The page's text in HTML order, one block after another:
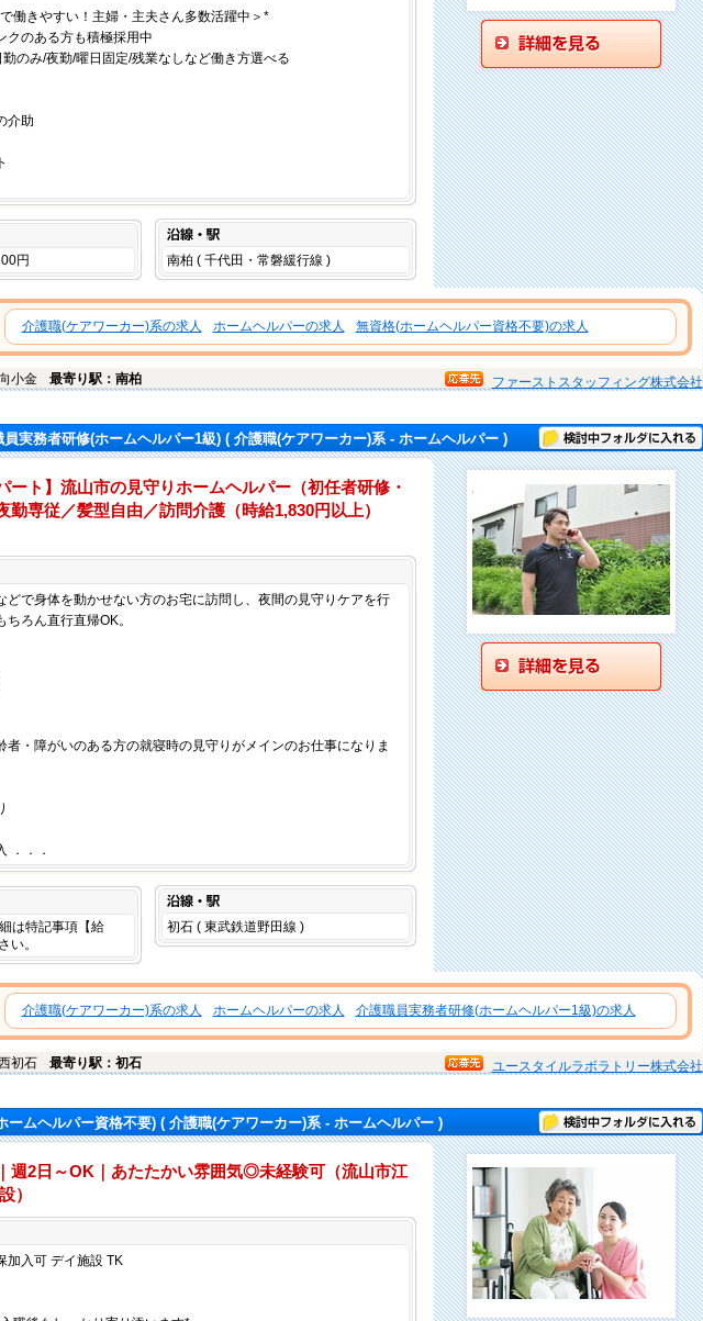
働きやすい！主婦・主夫さん多数活躍中＞*
クのある方も積極採用中
勤のみ/夜勤/曜日固定/残業なしなど働き方選べる
介助
与
円 南柏 ( 千代田・常磐緩行線 )
介護職(ケアワーカー)系の求人 ホームヘルパーの求人 無資格(ホームヘルパー資格不要)の求人
小金 最寄り駅：南柏 ファーストスタッフィング株式会社
員実務者研修(ホームヘルパー1級)( 介護職(ケアワーカー)系 - ホームヘルパー ) 検討中フォルダに入れる
ート】流山市の見守りホームヘルパー（初任者研修・
勤専従／髪型自由／訪問介護（時給1,830円以上）
どで身体を動かせない方のお宅に訪問し、夜間の見守りケアを行
ちろん直行直帰OK。
者・障がいのある方の就寝時の見守りがメインのお仕事になりま
．．．
与
は特記事項【給
い。
初石 ( 東武鉄道野田線 )
介護職(ケアワーカー)系の求人 ホームヘルパーの求人 介護職員実務者研修(ホームヘルパー1級)の求人
初石 最寄り駅：初石 ユースタイルラボラトリー株式会社
ームヘルパー資格不要)( 介護職(ケアワーカー)系 - ホームヘルパー ) 検討中フォルダに入れる
週2日～OK｜あたたかい雰囲気◎未経験可（流山市江
）
入可 デイ施設 TK